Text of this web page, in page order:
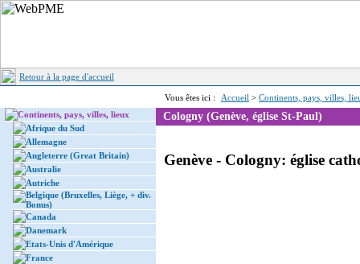
Retour à la page d'accueil
Vous êtes ici : Accueil > Continents, pays, villes,
Continents, pays, villes, lieux
Afrique du Sud
Allemagne
Angleterre (Great Britain)
Australie
Autriche
Belgique (Bruxelles, Liège, + div.
Bonus)
Canada
Danemark
Etats-Unis d'Amérique
France
Cologny (Genève, église St-Paul)
Genève - Cologny: église